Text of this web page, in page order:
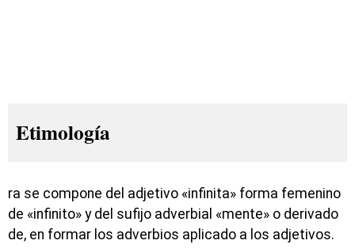
Etimología
ra se compone del adjetivo «infinita» forma femenino
de «infinito» y del sufijo adverbial «mente» o derivado
de, en formar los adverbios aplicado a los adjetivos.